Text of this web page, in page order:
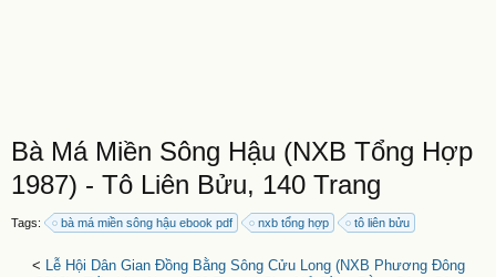
Bà Má Miền Sông Hậu (NXB Tổng Hợp
1987) - Tô Liên Bửu, 140 Trang
Tags: bà má miền sông hậu ebook pdf nxb tổng hợp tô liên bửu
< Lễ Hội Dân Gian Đồng Bằng Sông Cửu Long (NXB Phương Đông